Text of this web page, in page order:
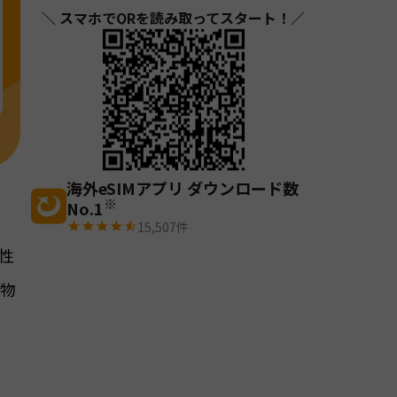
＼ スマホでQRを読み取ってスタート！／
海外eSIMアプリ ダウンロード数
No.1※
15,507件